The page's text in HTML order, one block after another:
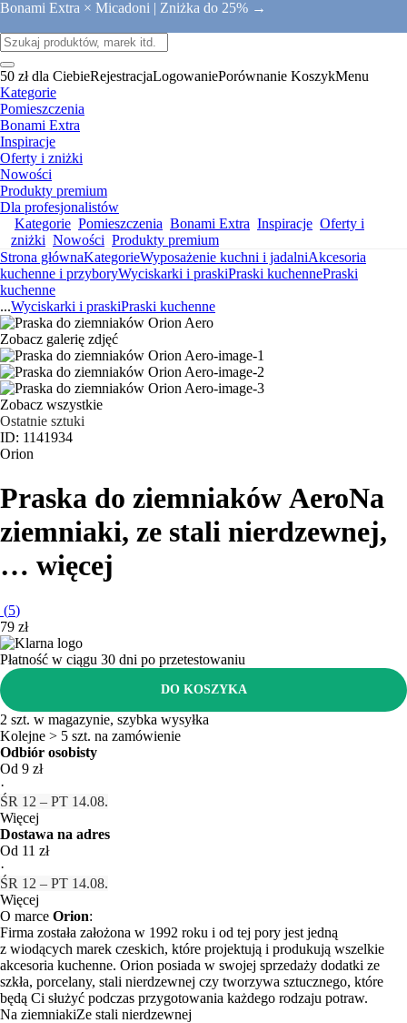
Bonami Extra × Micadoni | Zniżka do 25% →
50 zł dla CiebieRejestracjaLogowaniePorównanie KoszykMenu
Kategorie
Pomieszczenia
Bonami Extra
Inspiracje
Oferty i zniżki
Nowości
Produkty premium
Dla profesjonalistów
Kategorie Pomieszczenia Bonami Extra Inspiracje Oferty i
zniżki Nowości Produkty premium
Strona głównaKategorieWyposażenie kuchni i jadalniAkcesoria
kuchenne i przyboryWyciskarki i praskiPraski kuchennePraski
kuchenne
...Wyciskarki i praskiPraski kuchenne
Zobacz galerię zdjęć
Zobacz wszystkie
Ostatnie sztuki
ID: 1141934
Orion
Praska do ziemniaków AeroNa
ziemniaki, ze stali nierdzewnej,
… więcej
(5)
79 zł
Płatność w ciągu 30 dni po przetestowaniu
DO KOSZYKA
2 szt. w magazynie, szybka wysyłka
Kolejne > 5 szt. na zamówienie
Odbiór osobisty
Od 9 zł
·
ŚR 12 – PT 14.08.
Więcej
Dostawa na adres
Od 11 zł
·
ŚR 12 – PT 14.08.
Więcej
O marce Orion:
Firma została założona w 1992 roku i od tej pory jest jedną
z wiodących marek czeskich, które projektują i produkują wszelkie
akcesoria kuchenne. Orion posiada w swojej sprzedaży dodatki ze
szkła, porcelany, stali nierdzewnej czy tworzywa sztucznego, które
będą Ci służyć podczas przygotowania każdego rodzaju potraw.
Na ziemniakiZe stali nierdzewnej